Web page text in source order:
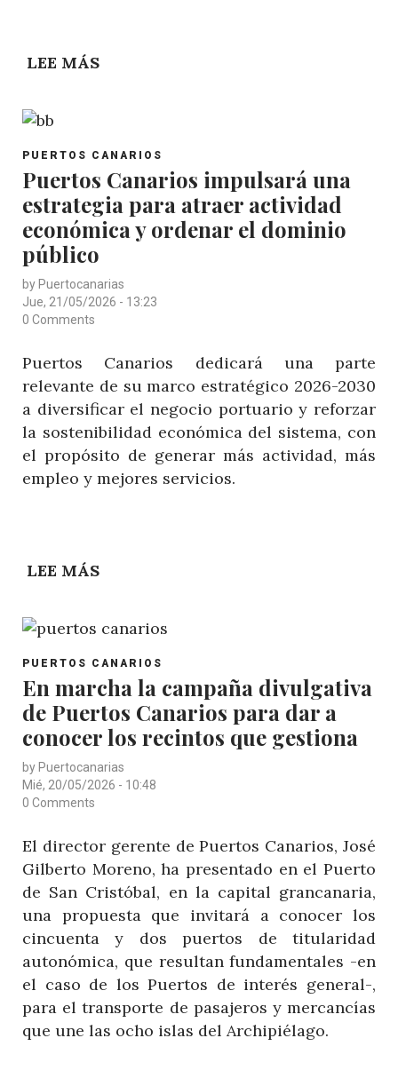
LEE MÁS
7,3M€
A
LIMPIEZA
Y
RECOGIDA
RESIDUOS
POST
PUERTOS CANARIOS
Puertos Canarios impulsará una
estrategia para atraer actividad
económica y ordenar el dominio
público
by Puertocanarias
Jue, 21/05/2026 - 13:23
0 Comments
Puertos Canarios dedicará una parte
relevante de su marco estratégico 2026-2030
a diversificar el negocio portuario y reforzar
la sostenibilidad económica del sistema, con
el propósito de generar más actividad, más
empleo y mejores servicios.
LEE MÁS
IMPULSARÁ
UNA
ESTRATEGIA
PARA
ATRAER
ECONÓMICA
EL
DOMINIO
PÚBLICO
POST
PUERTOS CANARIOS
En marcha la campaña divulgativa
de Puertos Canarios para dar a
conocer los recintos que gestiona
by Puertocanarias
Mié, 20/05/2026 - 10:48
0 Comments
El director gerente de Puertos Canarios, José
Gilberto Moreno, ha presentado en el Puerto
de San Cristóbal, en la capital grancanaria,
una propuesta que invitará a conocer los
cincuenta y dos puertos de titularidad
autonómica, que resultan fundamentales -en
el caso de los Puertos de interés general-,
para el transporte de pasajeros y mercancías
que une las ocho islas del Archipiélago.